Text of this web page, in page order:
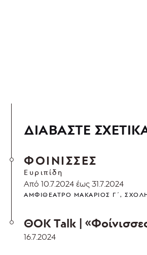
ΔΙΑΒΑΣΤΕ
ΦΟΙΝΙΣΣΕΣ
Ευριπίδη
Από 10.7.2024 έως 31.7.2024
ΑΜΦΙΘΈΑΤΡΟ ΜΑΚΆΡΙΟΣ Γ΄,
ΘΟΚ Talk |
16.7.2024